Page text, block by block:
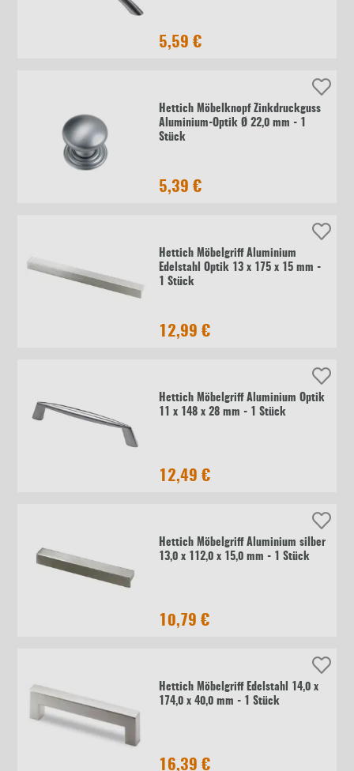
5,59 €
Hettich Möbelknopf Zinkdruckguss
Aluminium-Optik Ø 22,0 mm - 1
Stück
5,39 €
Hettich Möbelgriff Aluminium
Edelstahl Optik 13 x 175 x 15 mm -
1 Stück
12,99 €
Hettich Möbelgriff Aluminium Optik
11 x 148 x 28 mm - 1 Stück
12,49 €
Hettich Möbelgriff Aluminium silber
13,0 x 112,0 x 15,0 mm - 1 Stück
10,79 €
Hettich Möbelgriff Edelstahl 14,0 x
174,0 x 40,0 mm - 1 Stück
16,39 €